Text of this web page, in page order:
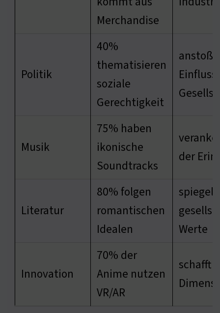
Merchandise
Politik
40%
thematisieren
soziale
Gerechtigkeit
Musik
75% haben
ikonische
Soundtracks
der
Literatur
80% folgen
romantischen
Idealen
spiegelt
Werte
Innovation
70% der
Anime nutzen
VR/AR
schafft